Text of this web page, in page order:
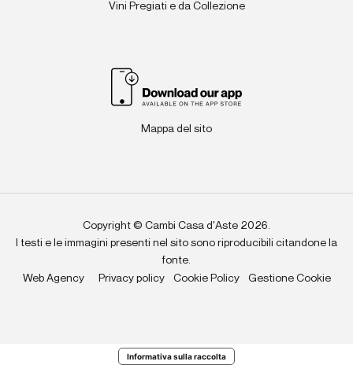
Vini Pregiati e da Collezione
Mappa del sito
Copyright © Cambi Casa d'Aste 2026.
I testi e le immagini presenti nel sito sono riproducibili citandone la
fonte.
Web Agency
Privacy policy Cookie Policy Gestione Cookie
Informativa sulla raccolta